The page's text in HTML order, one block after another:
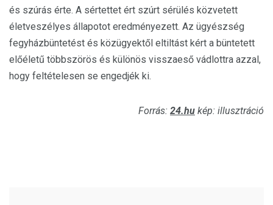
és szúrás érte. A sértettet ért szúrt sérülés közvetett
életveszélyes állapotot eredményezett. Az ügyészség
fegyházbüntetést és közügyektől eltiltást kért a büntetett
előéletű többszörös és különös visszaeső vádlottra azzal,
hogy feltételesen se engedjék ki.
Forrás: 24.hu kép: illusztráció